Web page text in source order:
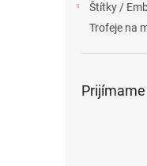
Štítky /
Trofeje na